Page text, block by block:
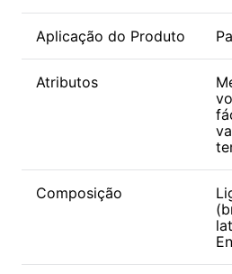
Aplicação do Produto
Atributos
Composição